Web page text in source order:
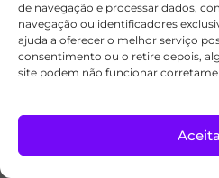
de navegação e processar dados,
navegação ou identificadores
ajuda a oferecer o melhor serviço
consentimento ou o retire depois,
site podem não funcionar